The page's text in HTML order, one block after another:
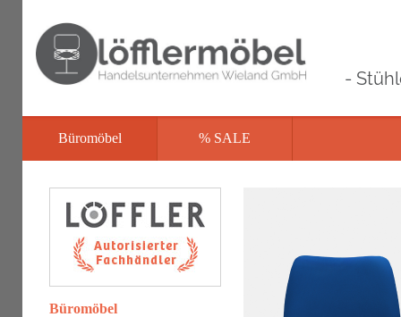
-
Büromöbel % SALE
Büromöbel